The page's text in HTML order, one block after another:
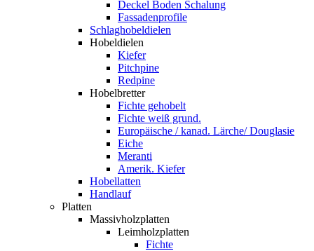
Deckel Boden Schalung
Fassadenprofile
Schlaghobeldielen
Hobeldielen
Kiefer
Pitchpine
Redpine
Hobelbretter
Fichte gehobelt
Fichte weiß grund.
Europäische / kanad. Lärche/ Douglasie
Eiche
Meranti
Amerik. Kiefer
Hobellatten
Handlauf
Platten
Massivholzplatten
Leimholzplatten
Fichte